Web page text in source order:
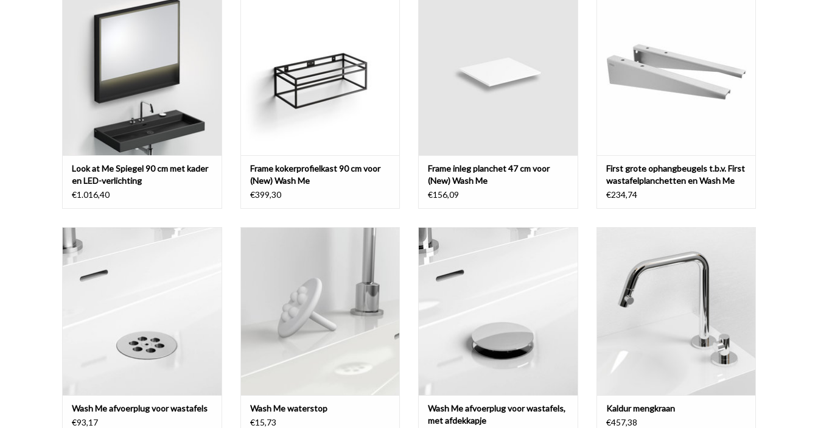
met LED-verlichting, 2700K warm licht, met
ophangsysteem. IP44. LED-strips zijn
Look at Me Spiegel 90 cm met kader
en LED-verlichting
€1.016,40
TOEVOEGEN AAN WINKELWAGEN
Frame kokerprofielkast 90 cm voor
(New) Wash Me
€399,30
Frame inleg planchet 47 cm voor
(New) Wash Me
€156,09
First grote ophangbeugels t.b.v. First
wastafelplanchetten en Wash Me
wastafels
€234,74
Wash Me afvoerplug voor wastafels, zonder
afdekkapje, chroom of rvs geborsteld.
TOEVOEGEN AAN WINKELWAGEN
Wash Me afvoerplug voor wastafels
€93,17
TOEVOEGEN AAN WINKELWAGEN
Wash Me waterstop
€15,73
Wash Me afvoerplug voor wastafels, met
afdekkapje , chroom of rvs geborsteld.
Wash Me afvoerplug voor wastafels,
met afdekkapje
TOEVOEGEN AAN WINKELWAGEN
Kaldur mengkraan
€457,38